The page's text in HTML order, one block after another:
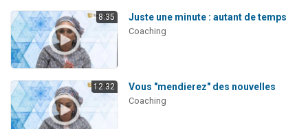
8:35 Juste une minute : autant de temps
Coaching
12:32 Vous "mendierez" des nouvelles
Coaching